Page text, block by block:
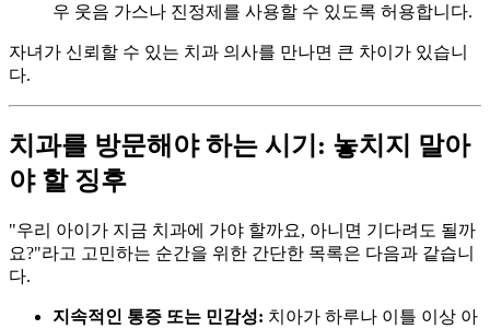
우 웃음 가스나 진정제를 사용할 수 있도록 허용합니다.
자녀가 신뢰할 수 있는 치과 의사를 만나면 큰 차이가 있습니
다.
치과를 방문해야 하는 시기: 놓치지 말아
야 할 징후
"우리 아이가 지금 치과에 가야 할까요, 아니면 기다려도 될까
요?"라고 고민하는 순간을 위한 간단한 목록은 다음과 같습니
다.
지속적인 통증 또는 민감성: 치아가 하루나 이틀 이상 아